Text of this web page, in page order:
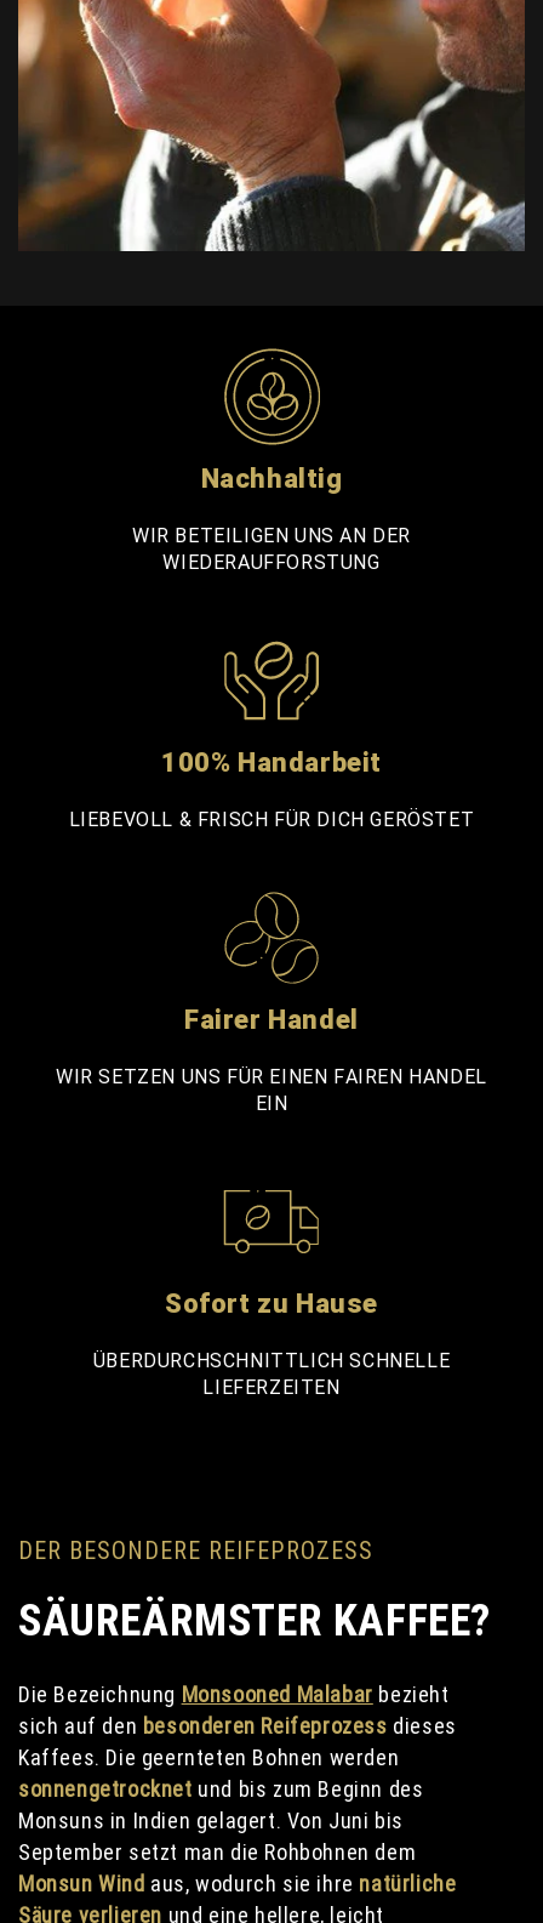
Nachhaltig
WIR BETEILIGEN UNS AN DER
WIEDERAUFFORSTUNG
100% Handarbeit
LIEBEVOLL & FRISCH FÜR DICH GERÖSTET
Fairer Handel
WIR SETZEN UNS FÜR EINEN FAIREN HANDEL
EIN
Sofort zu Hause
ÜBERDURCHSCHNITTLICH SCHNELLE
LIEFERZEITEN
DER BESONDERE REIFEPROZESS
SÄUREÄRMSTER KAFFEE?
Die Bezeichnung Monsooned Malabar bezieht
sich auf den besonderen Reifeprozess dieses
Kaffees. Die geernteten Bohnen werden
sonnengetrocknet und bis zum Beginn des
Monsuns in Indien gelagert. Von Juni bis
September setzt man die Rohbohnen dem
Monsun Wind aus, wodurch sie ihre natürliche
Säure verlieren und eine hellere, leicht